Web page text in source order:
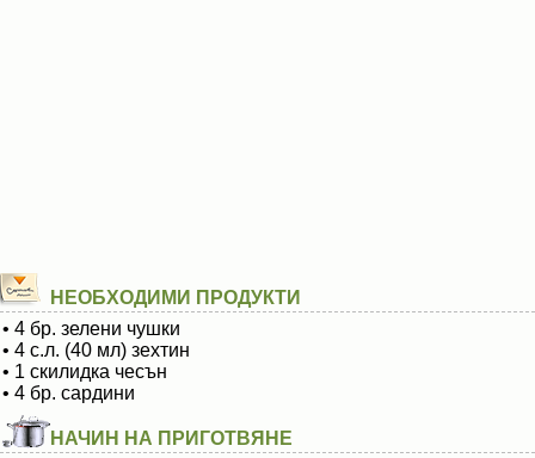
НЕОБХОДИМИ ПРОДУКТИ
• 4 бр. зелени чушки
• 4 с.л. (40 мл) зехтин
• 1 скилидка чесън
• 4 бр. сардини
НАЧИН НА ПРИГОТВЯНЕ